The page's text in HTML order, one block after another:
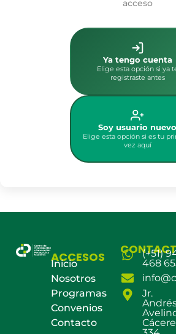
acceso
Ya tengo cuenta
Elige esta opción si ya
registraste antes
Soy usuario nuevo
Elige esta opción si es tu
vez aquí
ACCESOS
Inicio
Nosotros
Programas
Convenios
Contacto
(+51)
468
Jr.